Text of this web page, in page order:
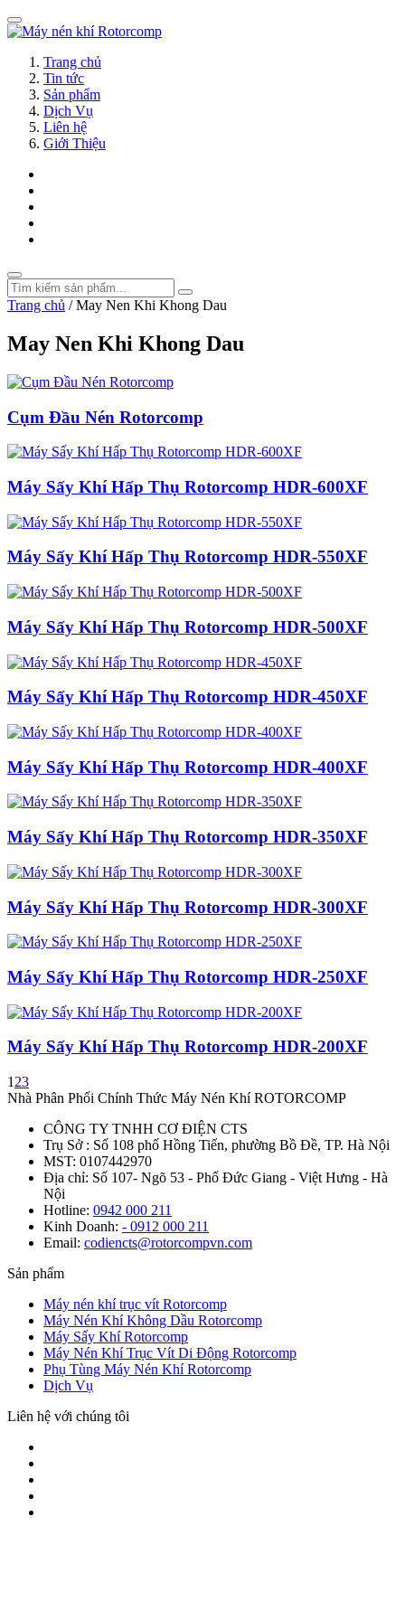
Trang chủ
Tin tức
Sản phẩm
Dịch Vụ
Liên hệ
Giới Thiệu
Trang chủ /May Nen Khi Khong Dau
May Nen Khi Khong Dau
Cụm Đầu Nén Rotorcomp
Máy Sấy Khí Hấp Thụ Rotorcomp HDR-600XF
Máy Sấy Khí Hấp Thụ Rotorcomp HDR-550XF
Máy Sấy Khí Hấp Thụ Rotorcomp HDR-500XF
Máy Sấy Khí Hấp Thụ Rotorcomp HDR-450XF
Máy Sấy Khí Hấp Thụ Rotorcomp HDR-400XF
Máy Sấy Khí Hấp Thụ Rotorcomp HDR-350XF
Máy Sấy Khí Hấp Thụ Rotorcomp HDR-300XF
Máy Sấy Khí Hấp Thụ Rotorcomp HDR-250XF
Máy Sấy Khí Hấp Thụ Rotorcomp HDR-200XF
1 23
Nhà Phân Phối Chính Thức Máy Nén Khí ROTORCOMP
CÔNG TY TNHH CƠ ĐIỆN CTS
Trụ Sở : Số 108 phố Hồng Tiến, phường Bồ Đề, TP. Hà Nội
MST: 0107442970
Địa chỉ: Số 107- Ngõ 53 - Phố Đức Giang - Việt Hưng - Hà
Nội
Hotline: 0942 000 211
Kinh Doanh: - 0912 000 211
Email: codiencts@rotorcompvn.com
Sản phẩm
Máy nén khí trục vít Rotorcomp
Máy Nén Khí Không Dầu Rotorcomp
Máy Sấy Khí Rotorcomp
Máy Nén Khí Trục Vít Di Động Rotorcomp
Phụ Tùng Máy Nén Khí Rotorcomp
Dịch Vụ
Liên hệ với chúng tôi